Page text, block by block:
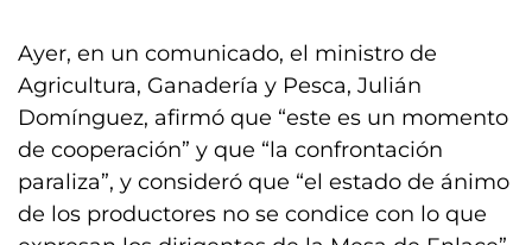
Ayer, en un comunicado, el ministro de
Agricultura, Ganadería y Pesca, Julián
Domínguez, afirmó que “este es un momento
de cooperación” y que “la confrontación
paraliza”, y consideró que “el estado de ánimo
de los productores no se condice con lo que